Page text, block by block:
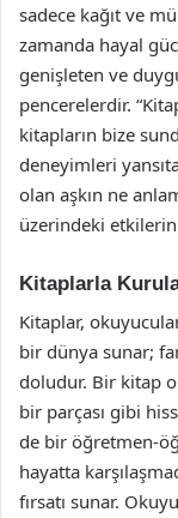
sadece kağıt ve
zamanda hayal
genişleten ve
pencerelerdir.
kitapların bize
deneyimleri
olan aşkın ne
üzerindeki
Kitaplarla
Kitaplar,
bir dünya sunar;
doludur. Bir kitap
bir parçası gibi
de bir öğretmen-
hayatta
fırsatı sunar.